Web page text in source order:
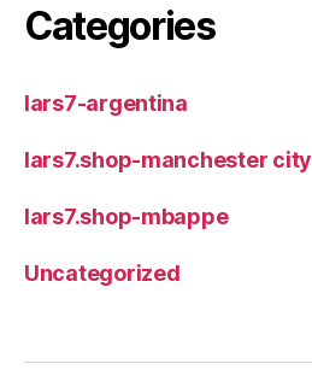
Categories
lars7-argentina
lars7.shop-manchester city
lars7.shop-mbappe
Uncategorized